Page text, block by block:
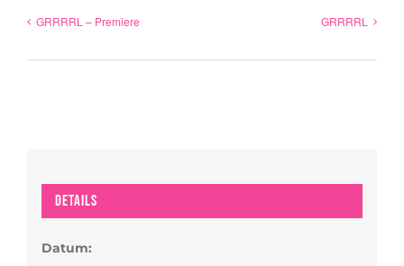
GRRRRL – Premiere GRRRRL
Details
Datum: